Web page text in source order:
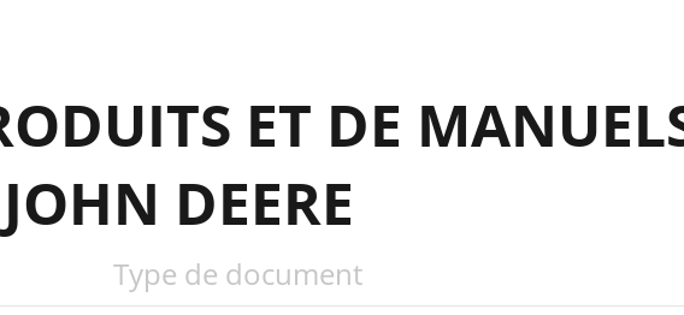
ET DE
DEERE
Type de document